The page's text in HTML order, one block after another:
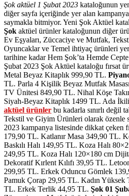
Şok aktüel 1 Şubat 2023 kataloğunun
diğer sayfa içeriğinde yer alan
saymakla bitmiyor. Yeni Şok Aktüel
Şok aktüel ürünler kataloğunun diğer
Ev Eşyaları, Züccaciye ve Mutfak,
Oyuncaklar ve Temel ihtiyaç ürünleri
tarihine kadar Hem Şok’ta Hemde
Şubat 2023 Şok Aktüel kataloğu fırsat
Metal Beyaz Kitaplık 999,90 TL.
TL. Parla 4 Kişilik Beyaz Mutfak
TV Ünitesi 849,90 TL. Nihal Köşe
Siyah-Beyaz Kitaplık 1499 TL. Ada
aktüel ürünler bu kadarla sınırlı değil
Tekstil ve Giyim Ürünleri olarak özenle
2023 kampanya listesinde dikkat çeken
179,90 TL. Katlanır Masa 349,90 TL.
Baskılı Halı 149,95 TL. Koza Halı
249,95 TL. Koza Halı 120×180 cm
Dekoratif Kırlent Kılıfı 39,95 TL.
299,95 TL. Erkek Oduncu Gömlek
Pamuk Çorap 29,95 TL. Kadın Yüksek
TL. Erkek Terlik 44,95 TL. Şok 01